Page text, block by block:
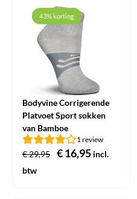
43% korting
Bodyvine Corrigerende
Platvoet Sport sokken
van Bamboe
1 review
€29,95
Oorspronkelijke
€16,95Huidige
incl.
btw